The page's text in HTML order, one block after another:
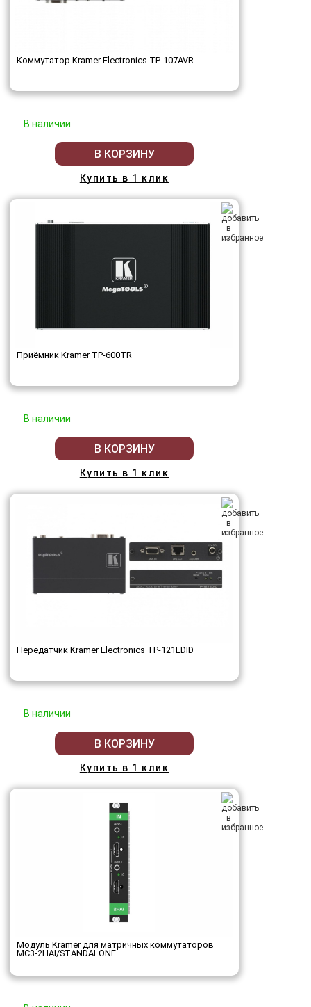
Коммутатор Kramer Electronics TP-107AVR
В наличии
В КОРЗИНУ
Купить в 1 клик
Приёмник Kramer TP-600TR
В наличии
В КОРЗИНУ
Купить в 1 клик
Передатчик Kramer Electronics TP-121EDID
В наличии
В КОРЗИНУ
Купить в 1 клик
Модуль Kramer для матричных коммутаторов
MC3-2HAI/STANDALONE